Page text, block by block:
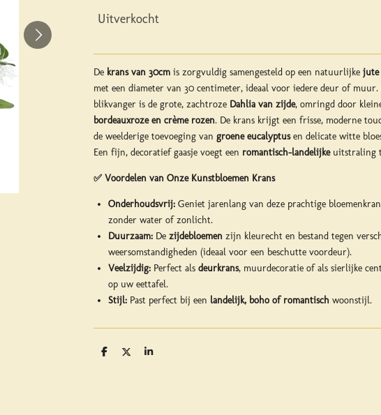
Uitverkocht
De krans van 30cm is zorgvuldig samengesteld op een natuurlijke
met een diameter van 30 centimeter, ideaal voor iedere deur of muur.
blikvanger is de grote, zachtroze Dahlia van zijde, omringd door
bordeauxroze en crème rozen. De krans krijgt een frisse, moderne
de weelderige toevoeging van groene eucalyptusen delicate witte
Een fijn, decoratief gaasje voegt een romantisch-landelijkeuitstraling
✅ Voordelen van Onze Kunstbloemen Krans
Onderhoudsvrij: Geniet jarenlang van deze prachtige
zonder water of zonlicht.
Duurzaam: De zijdebloemen zijn kleurecht en bestand tegen
weersomstandigheden (ideaal voor een beschutte voordeur).
Veelzijdig: Perfect als deurkrans, muurdecoratie of als sierlijke
op uw eettafel.
Stijl: Past perfect bij een landelijk, boho of romantisch woonstijl.
D
D
S